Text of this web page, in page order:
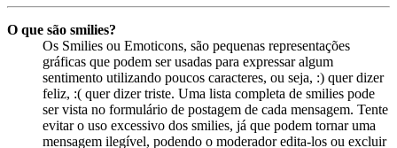
O que são smilies?
Os Smilies ou Emoticons, são pequenas representações
gráficas que podem ser usadas para expressar algum
sentimento utilizando poucos caracteres, ou seja, :) quer dizer
feliz, :( quer dizer triste. Uma lista completa de smilies pode
ser vista no formulário de postagem de cada mensagem. Tente
evitar o uso excessivo dos smilies, já que podem tornar uma
mensagem ilegível, podendo o moderador edita-los ou excluir